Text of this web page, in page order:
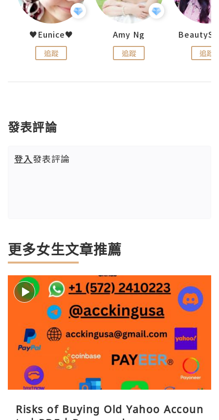
♥Eunice♥
追蹤
Amy Ng
追蹤 追蹤
發表評論
登入發表評論
更多女生文章推薦
Risks of Buying Old Yahoo Accoun